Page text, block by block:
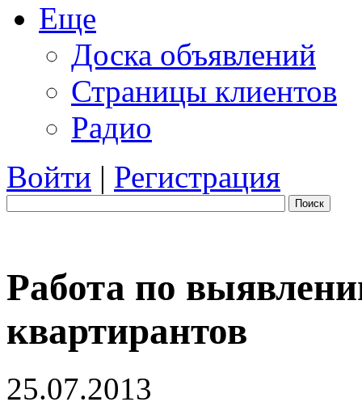
Еще
Доска объявлений
Страницы клиентов
Радио
Войти | Регистрация
Поиск
Работа по
квартирантов
25.07.2013